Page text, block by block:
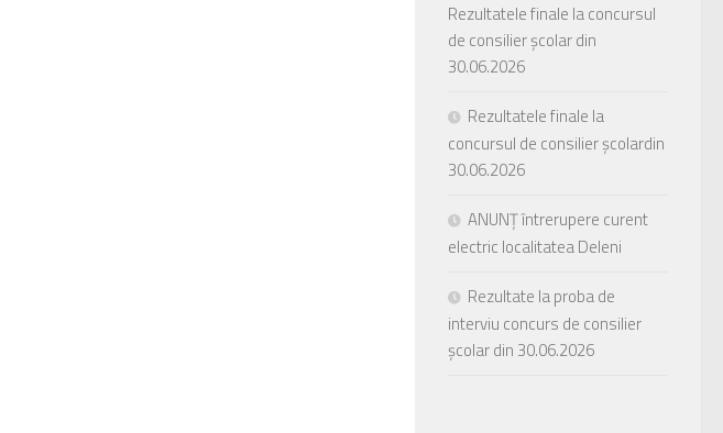
Rezultatele finale la concursul
de consilier școlar din
30.06.2026
Rezultatele finale la
concursul de consilier școlardin
30.06.2026
ANUNȚ întrerupere curent
electric localitatea Deleni
Rezultate la proba de
interviu concurs de consilier
școlar din 30.06.2026